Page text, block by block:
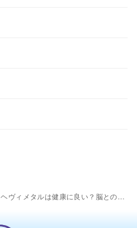
ヘヴィメタルは健康に良い？脳との関係とは